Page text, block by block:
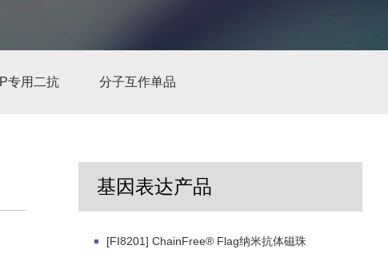
IP专用二抗 分子互作单品
基因表达产品
[FI8201] ChainFree® Flag纳米抗体磁珠